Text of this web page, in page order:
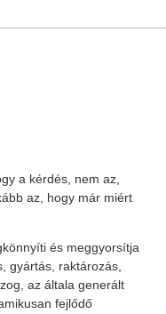
a kérdés, nem az,
az, hogy már miért
és meggyorsítja
gyártás, raktározás,
az általa generált
fejlődő